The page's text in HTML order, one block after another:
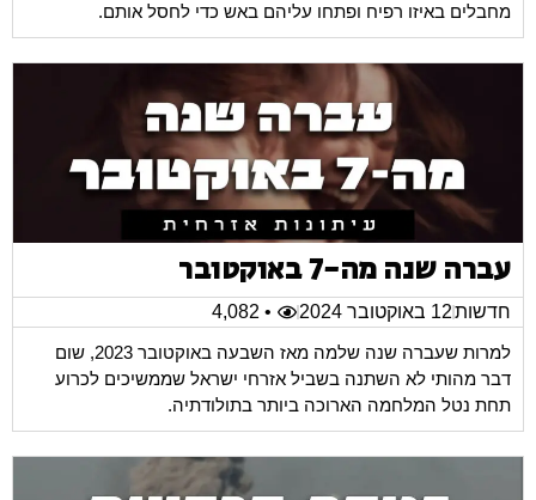
מחבלים באיזו רפיח ופתחו עליהם באש כדי לחסל אותם.
עברה שנה מה-7 באוקטובר
חדשות12 באוקטובר 2024
• 4,082
למרות שעברה שנה שלמה מאז השבעה באוקטובר 2023, שום
דבר מהותי לא השתנה בשביל אזרחי ישראל שממשיכים לכרוע
תחת נטל המלחמה הארוכה ביותר בתולודתיה.